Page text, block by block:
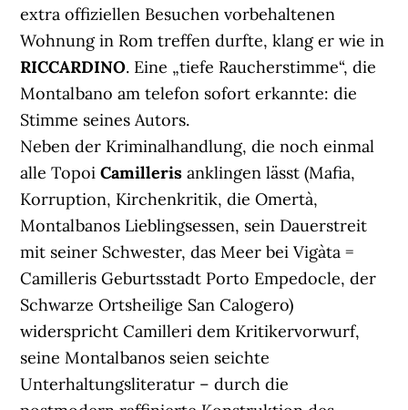
extra offiziellen Besuchen vorbehaltenen
Wohnung in Rom treffen durfte, klang er wie in
RICCARDINO. Eine „tiefe Raucherstimme“, die
Montalbano am telefon sofort erkannte: die
Stimme seines Autors.
Neben der Kriminalhandlung, die noch einmal
alle TopoiCamilleris anklingen lässt (Mafia,
Korruption, Kirchenkritik, die Omertà,
Montalbanos Lieblingsessen, sein Dauerstreit
mit seiner Schwester, das Meer bei Vigàta =
Camilleris Geburtsstadt Porto Empedocle, der
Schwarze Ortsheilige San Calogero)
widerspricht Camilleri dem Kritikervorwurf,
seine Montalbanos seien seichte
Unterhaltungsliteratur – durch die